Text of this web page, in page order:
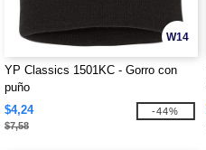
W14
YP Classics 1501KC - Gorro con
puño
$4,24
$7,58
-44%